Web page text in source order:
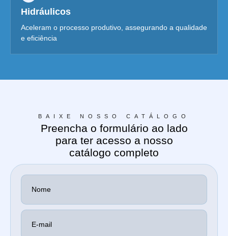
Hidráulicos
Aceleram o processo produtivo, assegurando a qualidade
e eficiência
BAIXE NOSSO CATÁLOGO
Preencha o formulário ao lado
para ter acesso a nosso
catálogo completo